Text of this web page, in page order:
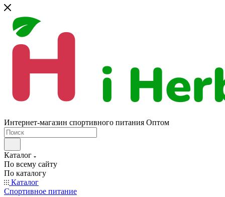
Интернет-магазин спортивного питания Оптом
Каталог
По всему сайту
По каталогу
Каталог
Спортивное питание